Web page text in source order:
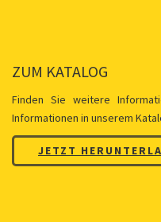
ZUM KATALOG
Finden Sie weitere
Informationen in unserem
JETZT